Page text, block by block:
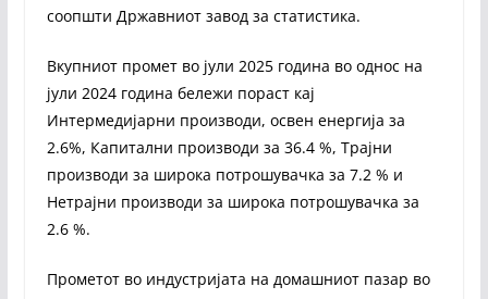
соопшти Државниот завод за статистика.
Вкупниот промет во јули 2025 година во однос на
јули 2024 година бележи пораст кај
Интермедијарни производи, освен енергија за
2.6%, Капитални производи за 36.4 %, Трајни
производи за широка потрошувачка за 7.2 % и
Нетрајни производи за широка потрошувачка за
2.6 %.
Прометот во индустријата на домашниот пазар во